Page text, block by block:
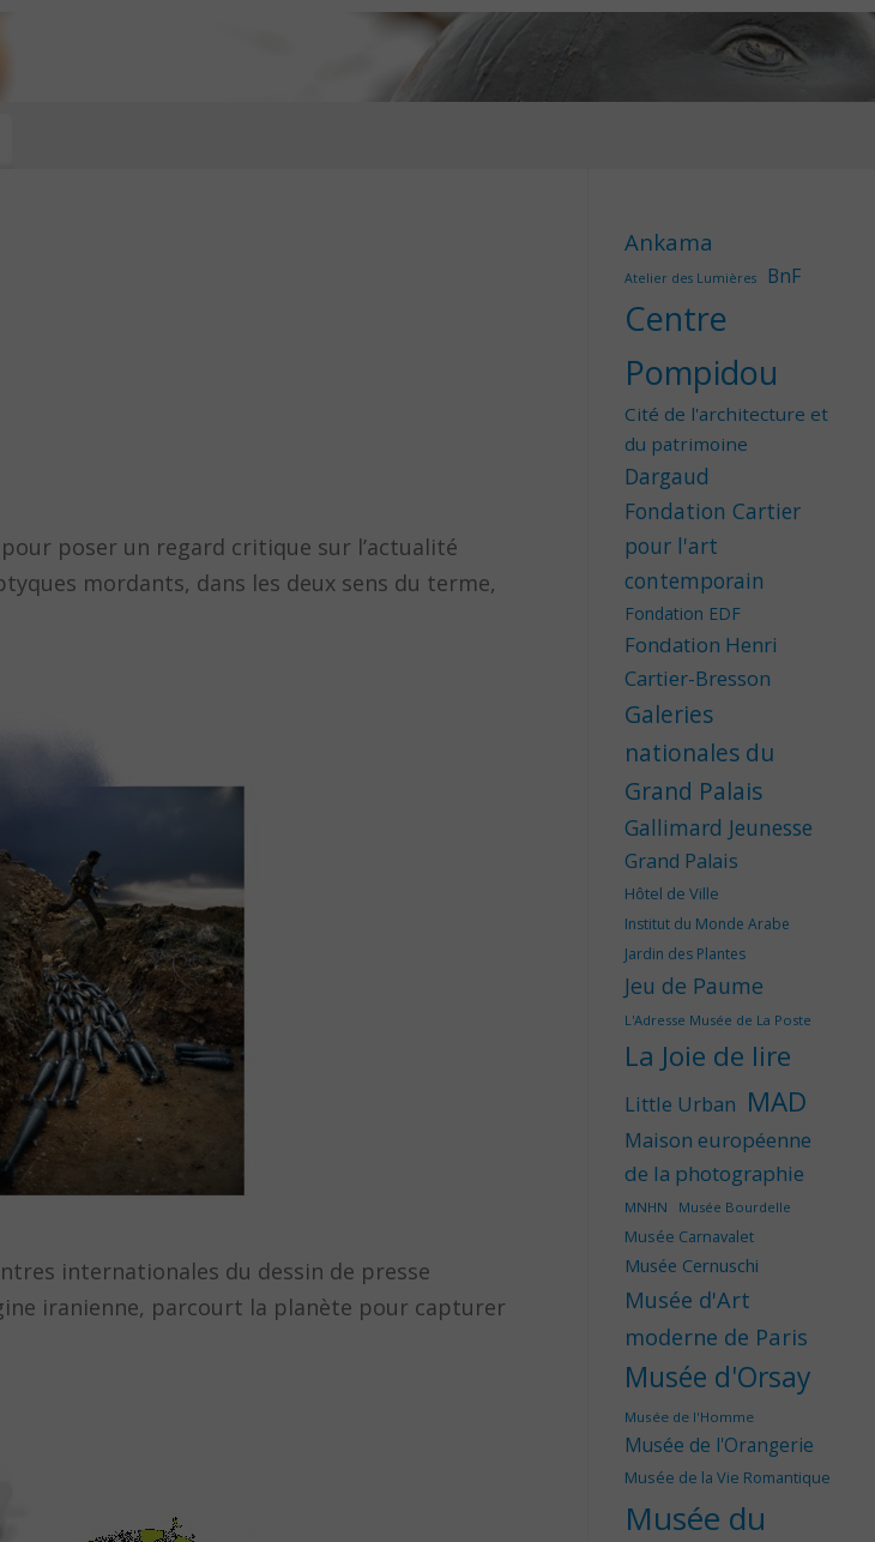
poser un regard critique sur l’actualité
mordants, dans les deux sens du terme,
internationales du dessin de presse
iranienne, parcourt la planète pour capturer
Ankama
Atelier des Lumières BnF
Centre
Pompidou
Cité de l'architecture et
du patrimoine
Dargaud
Fondation Cartier
pour l'art
contemporain
Fondation EDF
Fondation Henri
Cartier-Bresson
Galeries
nationales du
Grand Palais
Gallimard Jeunesse
Grand Palais
Hôtel de Ville
Institut du Monde Arabe
Jardin des Plantes
Jeu de Paume
L'Adresse Musée de La Poste
La Joie de lire
Little Urban MAD
Maison européenne
de la photographie
MNHN Musée Bourdelle
Musée Carnavalet
Musée Cernuschi
Musée d'Art
moderne de Paris
Musée d'Orsay
Musée de l'Homme
Musée de l'Orangerie
Musée de la Vie Romantique
Musée du